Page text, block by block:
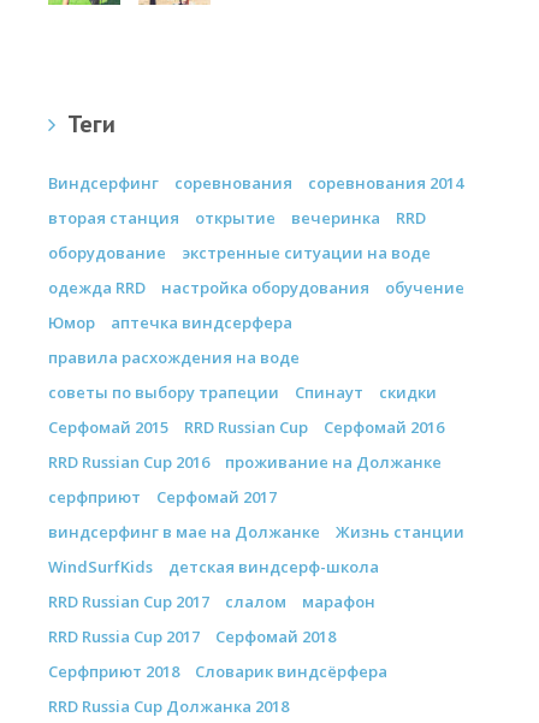
Теги
Виндсерфинг соревнования
соревнования 2014
вторая станция
открытие вечеринка
RRD
оборудование
экстренные ситуации на воде
одежда RRD
настройка оборудования
обучение
Юмор
аптечка виндсерфера
правила расхождения на воде
советы по выбору трапеции
Спинаут
скидки
Серфомай 2015
RRD Russian Cup
Серфомай 2016
RRD Russian Cup 2016
проживание на Должанке
серфприют
Серфомай 2017
виндсерфинг в мае на Должанке
Жизнь станции
WindSurfKids
детская виндсерф-школа
RRD Russian Cup 2017
слалом
марафон
RRD Russia Cup 2017
Серфомай 2018
Серфприют 2018
Словарик виндсёрфера
RRD Russia Cup Должанка 2018